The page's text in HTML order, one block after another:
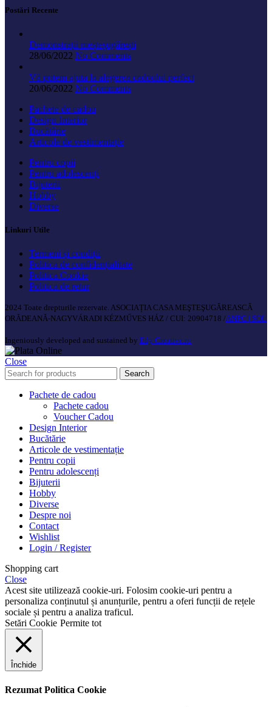
Postări Recente
Demonstrații meșteșugărești
28/06/2022 No Comments
Vă putem ajuta la alegerea cadoului perfect
20/06/2022 No Comments
Pachete de cadou
Design Interior
Bucătărie
Articole de vestimentație
Pentru copii
Pentru adolescenți
Bijuterii
Hobby
Diverse
Linkuri Utile
Termeni și condiții
Politica de confidențialitate
Politica Cookie
Politica de retur
2024 Toate drepturile rezervate. ASOCIAȚIA CASA MEŞTEŞUGĂREASCĂ
ORĂDEANĂ-NAGYVÁRADI KÉZMŰVES HÁZ / CUI: 20904718 /ANPC | SOL
Ingeniously developed and sustained by Edy Creative.ro
Close
Search
Pachete de cadou
Pachete cadou
Voucher Cadou
Design Interior
Bucătărie
Articole de vestimentație
Pentru copii
Pentru adolescenți
Bijuterii
Hobby
Diverse
Despre noi
Contact
Wishlist
Login / Register
Shopping cart
Close
Acest site utilizează cookie-uri. Folosim cookie-uri pentru a
personaliza conținutul și anunțurile, pentru a oferi funcții de rețele
sociale și pentru a analiza traficul.
Setări Cookie Permite tot
Închide
Rezumat Politica Cookie